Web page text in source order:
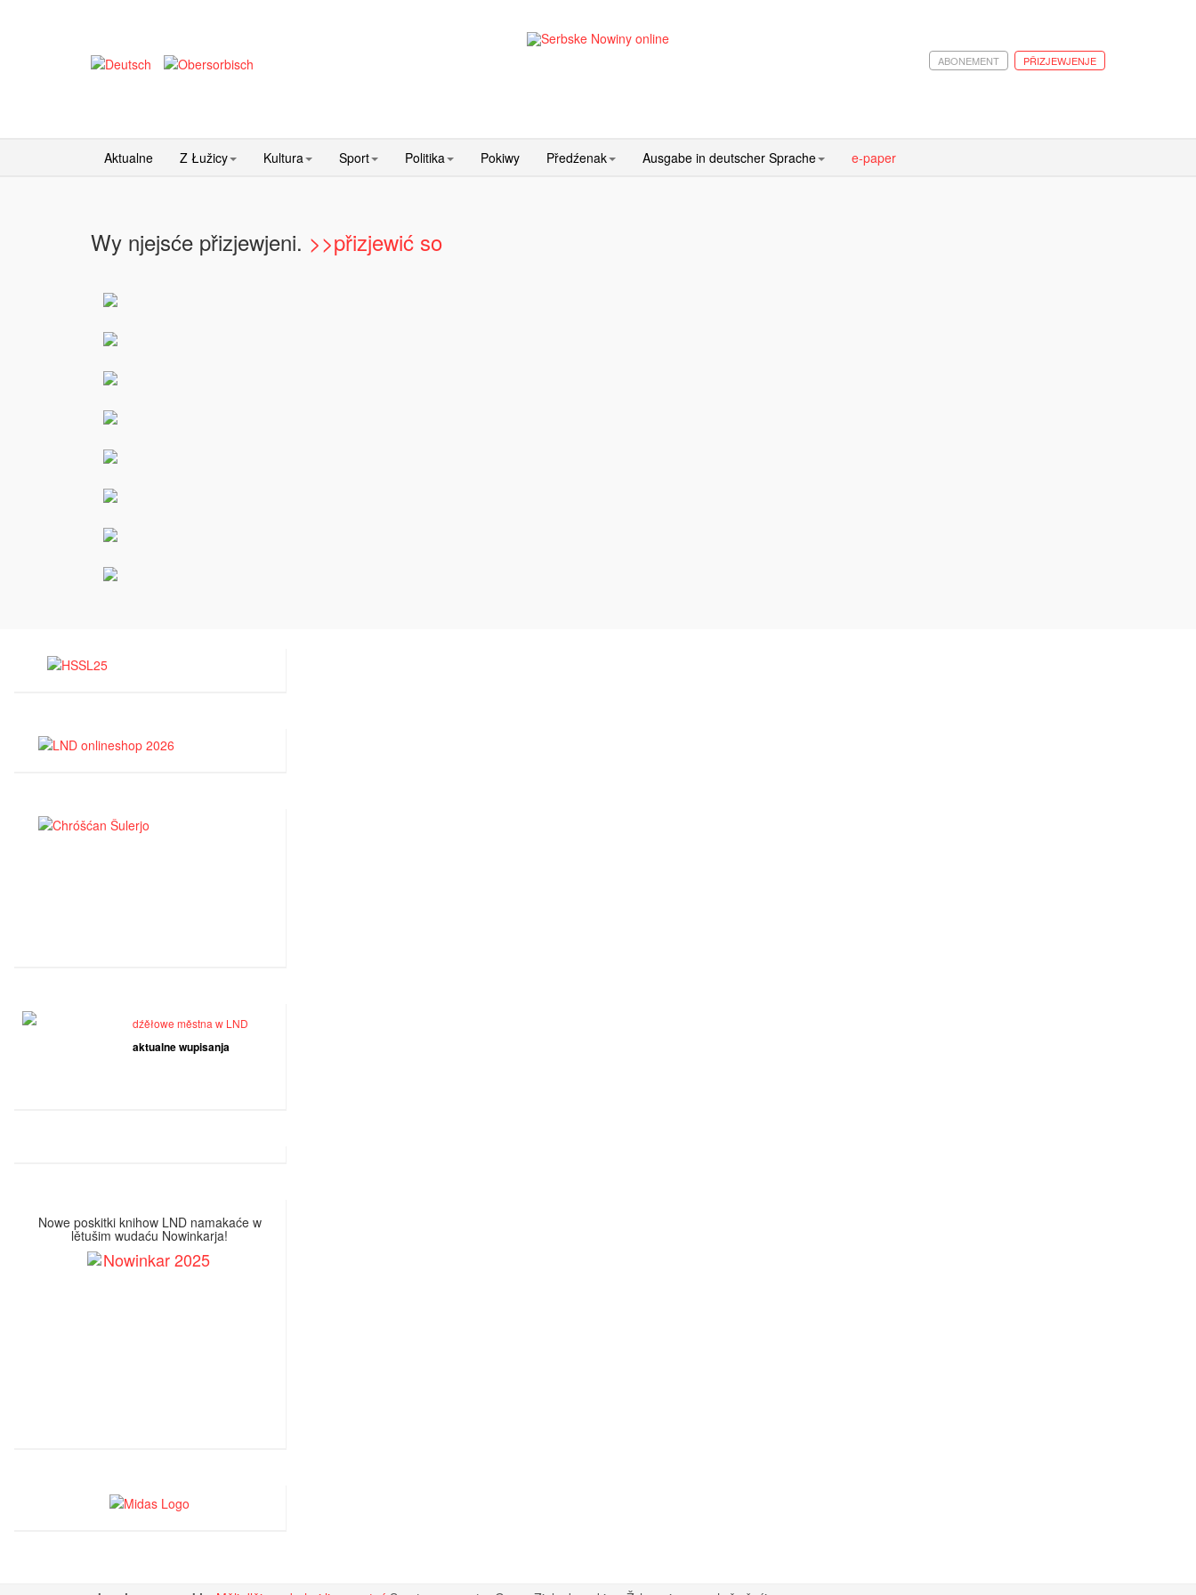
PŘIZJEWJENJE
ABONEMENT
Aktualne Z Łužicy Kultura Sport Politika Pokiwy Předźenak Ausgabe in deutscher Sprache e-paper
Wy njejsće přizjewjeni. >>přizjewić so
dźěłowe městna w LND
aktualne wupisanja
Nowe poskitki knihow LND namakaće w
lětušim wudaću Nowinkarja!